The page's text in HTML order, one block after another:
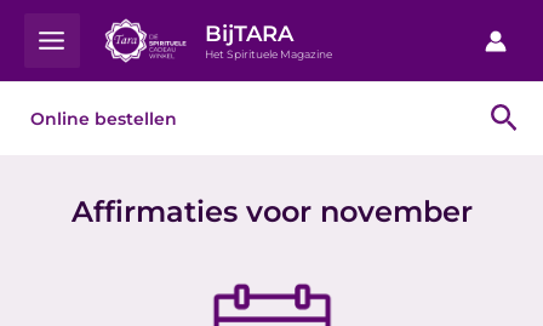
BijTARA
Het Spirituele Magazine
Online bestellen
Affirmaties voor november